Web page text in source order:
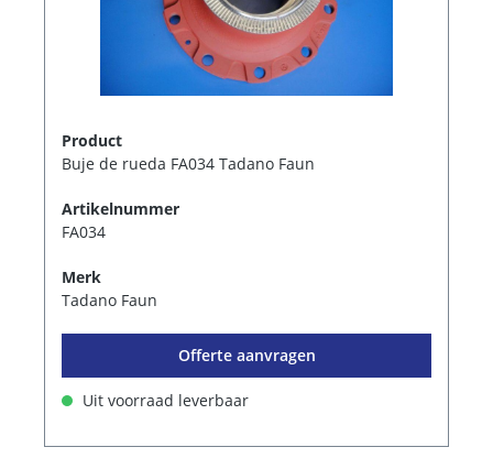
Product
Buje de rueda FA034 Tadano Faun
Artikelnummer
FA034
Merk
Tadano Faun
Offerte aanvragen
Uit voorraad leverbaar